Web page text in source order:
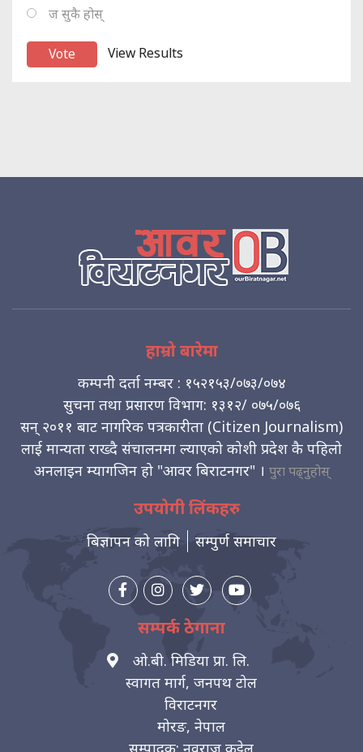
ज सुकै होस्
View Results
हाम्रो बारेमा
कम्पनी दर्ता नम्बर : १५२१५३/०७३/०७४
सुचना तथा प्रसारण विभाग: १३१२/ ०७५/०७६
सन् २०११ बाट नागरिक पत्रकारीता (Citizen Journalism)
लाई मान्यता राख्दै संचालनमा ल्याएको कोशी प्रदेश कै पहिलो
अनलाइन म्यागजिन हो "आवर बिराटनगर" । पुरा पढ्नुहोस्
उपयोगी लिंकहरु
बिज्ञापन को लागि सम्पुर्ण समाचार
सम्पर्क ठेगाना
ओ.बी. मिडिया प्रा. लि.
स्वागत मार्ग, जनपथ टोल
विराटनगर
मोरङ, नेपाल
सम्पादक: नवराज कट्टेल